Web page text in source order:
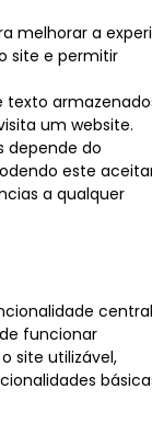
melhorar a
site e permitir
texto
um website.
depende do
este
a qualquer
funcionar
site utilizável,